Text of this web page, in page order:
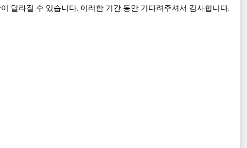
달라질 수 있습니다. 이러한 기간 동안 기다려주셔서 감사합니다.